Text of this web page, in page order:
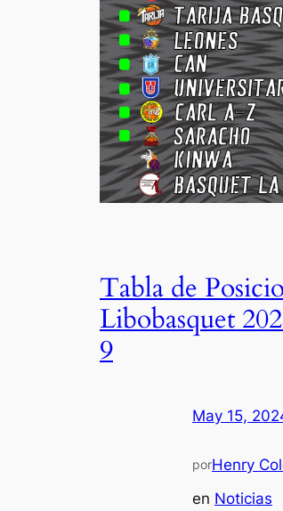
Tabla de
Libobasquet
9
May 15,
porHenry
en Noticias